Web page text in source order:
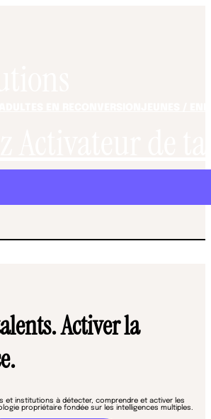
Activer la
et institutions à détecter, comprendre et activer les
propriétaire fondée sur les intelligences multiples.